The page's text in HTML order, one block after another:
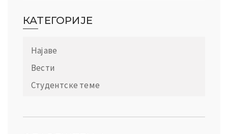
КАТЕГОРИЈЕ
Најаве
Вести
Студентске теме